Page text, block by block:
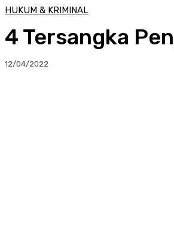
HUKUM & KRIMINAL
4 Tersangka
12/04/2022